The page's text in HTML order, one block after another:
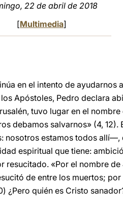
22 de abril de 2018
[Multimedia]
en el intento de ayudarnos
Apóstoles, Pedro declara
tuvo lugar en el
debamos salvarnos» (4, 12).
estamos todos allí—,
espiritual que tiene:
resucitado. «Por el nombre
de entre los muertos;
¿Pero quién es Cristo